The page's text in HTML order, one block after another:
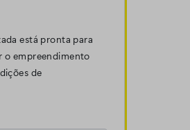
está pronta para
o empreendimento
de